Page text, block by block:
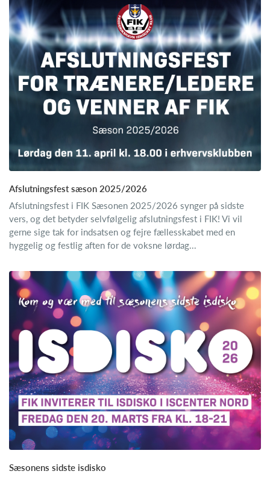
Afslutningsfest sæson 2025/2026
Afslutningsfest i FIK Sæsonen 2025/2026 synger på sidste
vers, og det betyder selvfølgelig afslutningsfest i FIK! Vi vil
gerne sige tak for indsatsen og fejre fællesskabet med en
hyggelig og festlig aften for de voksne lørdag...
Sæsonens sidste isdisko